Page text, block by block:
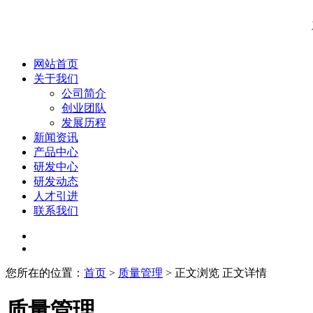
网站首页
关于我们
公司简介
创业团队
发展历程
新闻资讯
产品中心
研发中心
研发动态
人才引进
联系我们
您所在的位置： 首页 > 质量管理 > 正文浏览 正文详情